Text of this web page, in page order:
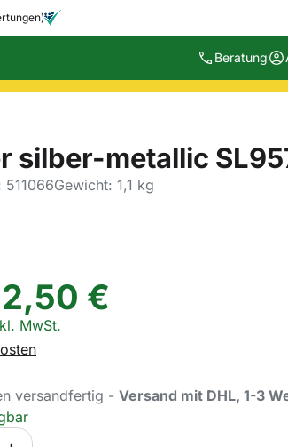
Beratung
silber-metallic
511066Gewicht: 1,1 kg
,50 €
MwSt.
versandfertig - Versand mit DHL, 1-3